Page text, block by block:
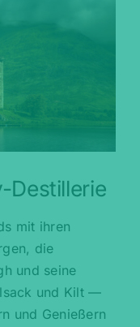
Destillerie
mit ihren
die
und seine
und Kilt —
und Genießern